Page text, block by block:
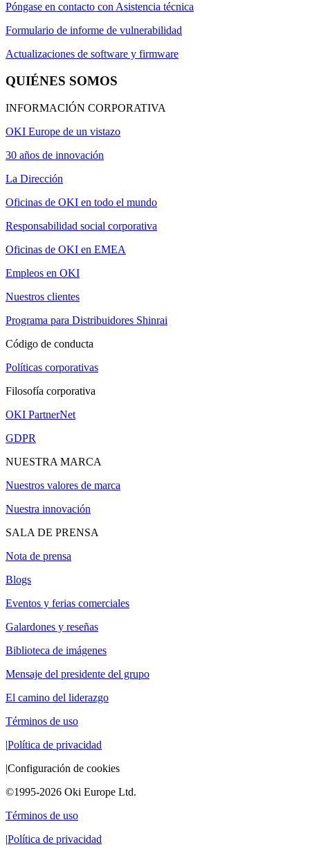
Póngase en contacto con Asistencia técnica
Formulario de informe de vulnerabilidad
Actualizaciones de software y firmware
QUIÉNES SOMOS
INFORMACIÓN CORPORATIVA
OKI Europe de un vistazo
30 años de innovación
La Dirección
Oficinas de OKI en todo el mundo
Responsabilidad social corporativa
Oficinas de OKI en EMEA
Empleos en OKI
Nuestros clientes
Programa para Distribuidores Shinrai
Código de conducta
Políticas corporativas
Filosofía corporativa
OKI PartnerNet
GDPR
NUESTRA MARCA
Nuestros valores de marca
Nuestra innovación
SALA DE PRENSA
Nota de prensa
Blogs
Eventos y ferias comerciales
Galardones y reseñas
Biblioteca de imágenes
Mensaje del presidente del grupo
El camino del liderazgo
Términos de uso
|Política de privacidad
|Configuración de cookies
©1995-2026 Oki Europe Ltd.
Términos de uso
|Política de privacidad